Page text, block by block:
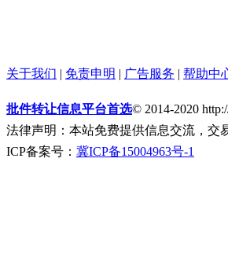
关于我们 | 免责申明 | 广告服务 | 帮助中
批件转让信息平台首选© 2014-2020
法律声明：本站免费提供信息交流，交
ICP备案号： 冀ICP备15004963号-1